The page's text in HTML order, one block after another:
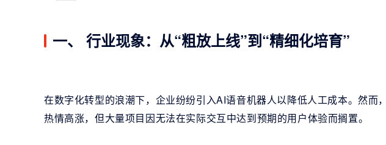
一、 行业现象：从“粗放上线”到“精细化培育”
在数字化转型的浪潮下，企业纷纷引入AI语音机器人以降低人工成本。然而
热情高涨，但大量项目因无法在实际交互中达到预期的用户体验而搁置。